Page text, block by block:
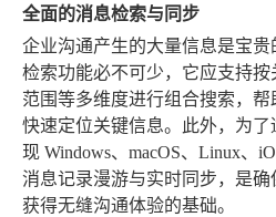
全面的消息检索与同步
企业沟通产生的大量信息是宝
检索功能必不可少，它应支持按
范围等多维度进行组合搜索，
快速定位关键信息。此外，为
现 Windows、macOS、Linux、
消息记录漫游与实时同步，是
获得无缝沟通体验的基础。